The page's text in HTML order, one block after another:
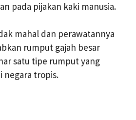
pada pijakan kaki manusia.
mahal dan perawatannya
rumput gajah besar
satu tipe rumput yang
negara tropis.